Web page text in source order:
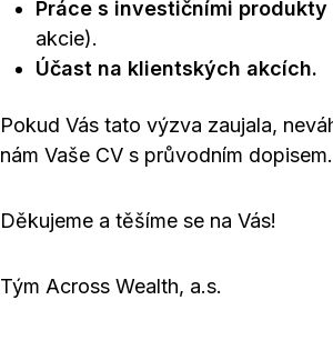
Práce s investičními produkty
akcie).
Účast na klientských akcích.
Pokud Vás tato výzva zaujala,
nám Vaše CV s průvodním dopisem.
Děkujeme a těšíme se na Vás!
Tým Across Wealth, a.s.